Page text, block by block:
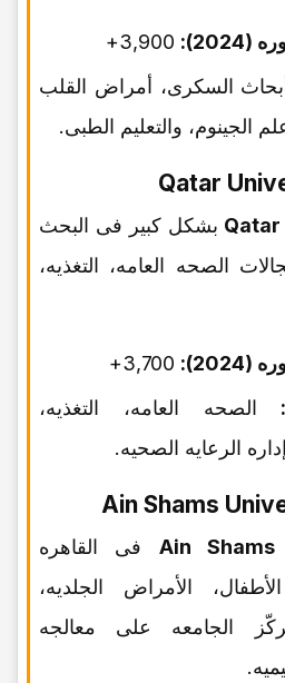
السکری، أمراض القلب
الجینوم، والتعلیم الطبی.
بشکل کبیر فی البحث
الصحه العامه، التغذیه،
الصحه العامه، التغذیه،
الرعایه الصحیه.
Ain Shams فی القاهره
الأمراض الجلدیه،
الجامعه على معالجه